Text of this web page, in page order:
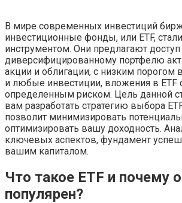
В мире современных инвестиций
инвестиционные фонды, или ETF,
инструментом. Они предлагают доступ
диверсифицированному портфелю
акции и облигации, с низким порогом
и любые инвестиции, вложения в ETF
определенным риском. Цель данной
вам разработать стратегию выбора
позволит минимизировать
оптимизировать вашу доходность.
ключевых аспектов, фундамент
вашим капиталом.
Что такое ETF и почему
популярен?